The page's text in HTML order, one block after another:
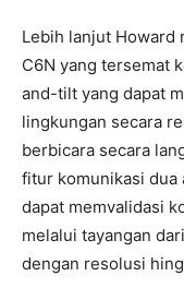
Lebih lanjut Howard
C6N yang tersemat
and-tilt yang dapat
lingkungan secara
berbicara secara
fitur komunikasi dua
dapat memvalidasi
melalui tayangan
dengan resolusi